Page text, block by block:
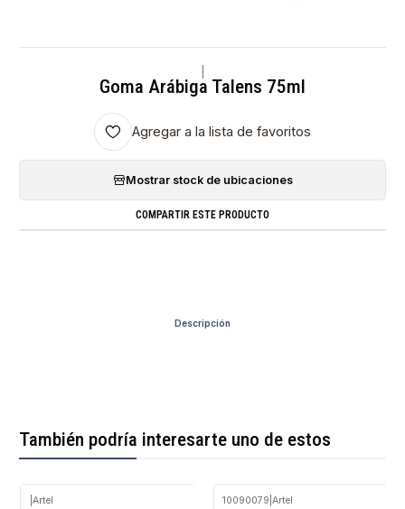
Goma Arábiga Talens 75ml
Agregar a la lista de favoritos
Mostrar stock de ubicaciones
COMPARTIR ESTE PRODUCTO
Descripción
También podría interesarte uno de estos
Artel 10090079 Artel